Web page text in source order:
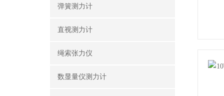
弹簧测力计
直视测力计
绳索张力仪
数显量仪测力计